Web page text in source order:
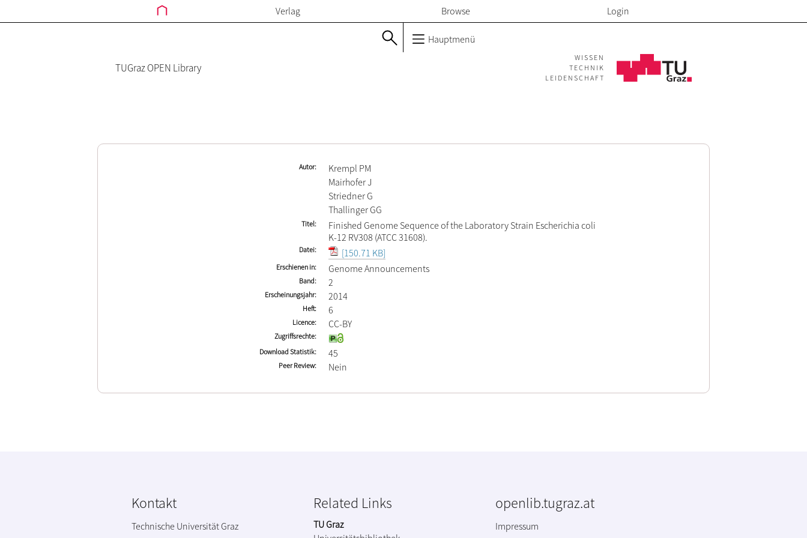
Verlag Browse Login
Hauptmenü
TUGraz OPEN Library
WISSEN
TECHNIK
LEIDENSCHAFT
Autor
Krempl PM
Mairhofer J
Striedner G
Thallinger GG
Titel
Finished Genome Sequence of the Laboratory Strain Escherichia coli
K-12 RV308 (ATCC 31608).
Datei [150.71 KB]
Erschienen in Genome Announcements
Band 2
Erscheinungsjahr 2014
Heft 6
Licence CC-BY
Zugriffsrechte
Download Statistik
45
Peer Review Nein
Kontakt
Technische Universität Graz
Related Links
TU Graz
openlib.tugraz.at
Impressum